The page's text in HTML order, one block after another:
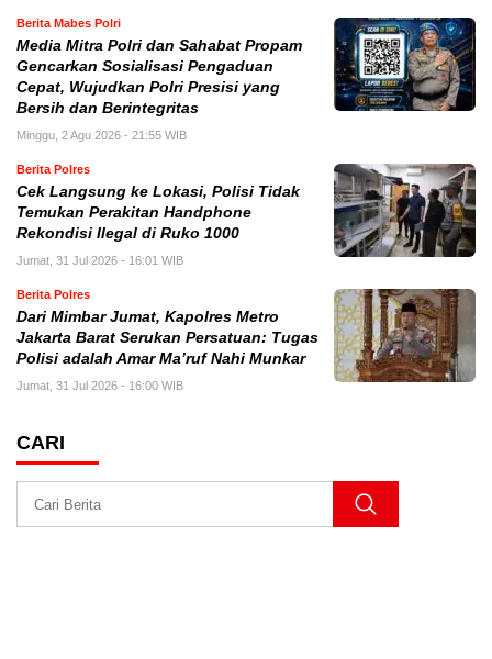
Berita Mabes Polri
Media Mitra Polri dan Sahabat Propam
Gencarkan Sosialisasi Pengaduan
Cepat, Wujudkan Polri Presisi yang
Bersih dan Berintegritas
Minggu, 2 Agu 2026 - 21:55 WIB
Berita Polres
Cek Langsung ke Lokasi, Polisi Tidak
Temukan Perakitan Handphone
Rekondisi Ilegal di Ruko 1000
Jumat, 31 Jul 2026 - 16:01 WIB
Berita Polres
Dari Mimbar Jumat, Kapolres Metro
Jakarta Barat Serukan Persatuan: Tugas
Polisi adalah Amar Ma’ruf Nahi Munkar
Jumat, 31 Jul 2026 - 16:00 WIB
CARI